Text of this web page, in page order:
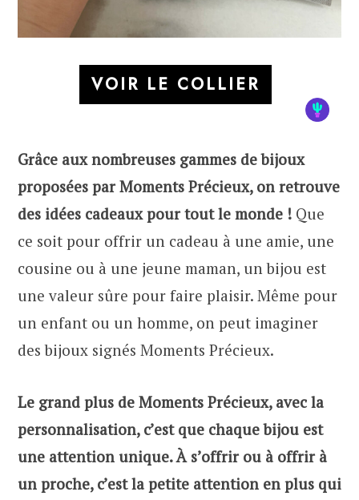
VOIR LE COLLIER
Grâce aux nombreuses gammes de bijoux
proposées par Moments Précieux, on retrouve
des idées cadeaux pour tout le monde ! Que
ce soit pour offrir un cadeau à une amie, une
cousine ou à une jeune maman, un bijou est
une valeur sûre pour faire plaisir. Même pour
un enfant ou un homme, on peut imaginer
des bijoux signés Moments Précieux.
Le grand plus de Moments Précieux, avec la
personnalisation, c’est que chaque bijou est
une attention unique. À s’offrir ou à offrir à
un proche, c’est la petite attention en plus qui